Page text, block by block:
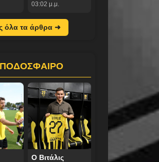
03:02 μ.μ.
όλα τα άρθρα ➜
ΠΟΔΟΣΦΑΙΡΟ
Ο Βιτάλις